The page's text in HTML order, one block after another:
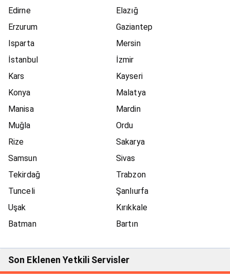
Edirne
Elazığ
Erzurum
Gaziantep
Isparta
Mersin
İstanbul
İzmir
Kars
Kayseri
Konya
Malatya
Manisa
Mardin
Muğla
Ordu
Rize
Sakarya
Samsun
Sivas
Tekirdağ
Trabzon
Tunceli
Şanlıurfa
Uşak
Kırıkkale
Batman
Bartın
Son Eklenen Yetkili Servisler